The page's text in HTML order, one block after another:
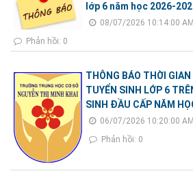
lớp 6 năm học 2026-
08/07/2026 10:14:00 AM
Phản hồi: 0
THÔNG BÁO THỜI
TUYỂN SINH LỚP 6
SINH ĐẦU CẤP NĂM
06/07/2026 10:20:00 AM
Phản hồi: 0